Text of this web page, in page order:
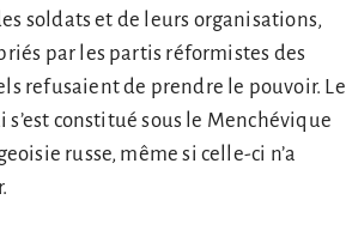
soldats et de leurs organisations,
par les partis réformistes des
refusaient de prendre le pouvoir. Le
constitué sous le Menchévique
russe, même si celle-ci n’a